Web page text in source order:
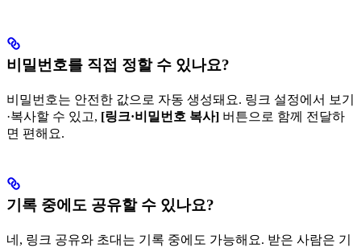
비밀번호를 직접 정할 수 있나요?
비밀번호는 안전한 값으로 자동 생성돼요. 링크 설정에서 보기
·복사할 수 있고, [링크·비밀번호 복사] 버튼으로 함께 전달하
면 편해요.
기록 중에도 공유할 수 있나요?
네, 링크 공유와 초대는 기록 중에도 가능해요. 받은 사람은 기